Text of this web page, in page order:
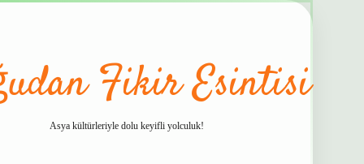
Fikir Esintisi
Asya kültürleriyle dolu keyifli yolculuk!